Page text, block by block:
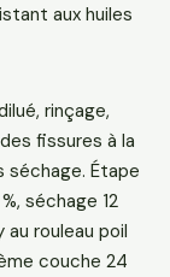
aux huiles
rinçage,
fissures à la
séchage. Étape
séchage 12
au rouleau poil
couche 24